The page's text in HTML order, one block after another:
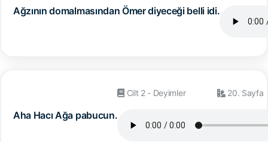
Ağzının domalmasından Ömer diyeceği belli idi.
Aha Hacı Ağa pabucun.
Cilt 2 - Deyimler 20. Sayfa